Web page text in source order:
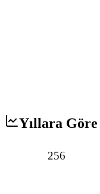
Yıllara
256